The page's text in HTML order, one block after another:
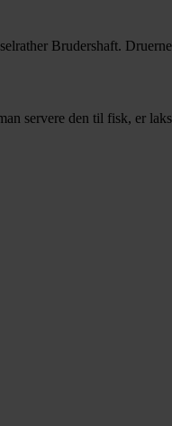
Brudershaft.
servere den til fisk, er